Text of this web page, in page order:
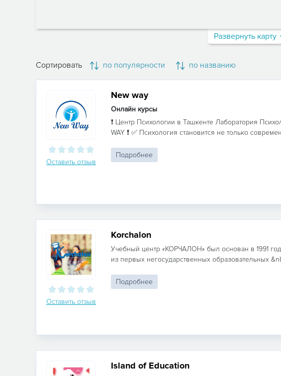
Развернуть карту
Сортировать по популярности по названию
Оставить отзыв
New way
Онлайн курсы
❗️ Центр Психологии в Ташкенте Лаборатория
WAY ❗️ ✅ Психология становится не только
Подробнее
Оставить отзыв
Korchalon
Учебный центр «КОРЧАЛОН» был основан в 1991
из первых негосударственных образовательных
Подробнее
Island of Education